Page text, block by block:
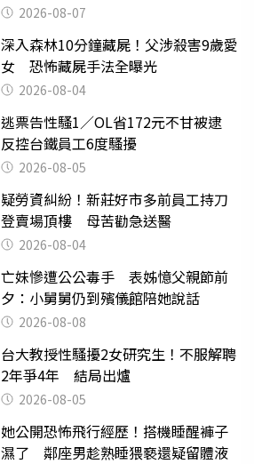
2026-08-07
深入森林10分鐘藏屍！父涉殺害9歲愛
女 恐怖藏屍手法全曝光
2026-08-04
逃票告性騷1／OL省172元不甘被逮
反控台鐵員工6度騷擾
2026-08-05
疑勞資糾紛！新莊好市多前員工持刀
登賣場頂樓 母苦勸急送醫
2026-08-04
亡妹慘遭公公毒手 表姊憶父親節前
夕：小舅舅仍到殯儀館陪她說話
2026-08-08
台大教授性騷擾2女研究生！不服解聘
2年爭4年 結局出爐
2026-08-05
她公開恐怖飛行經歷！搭機睡醒褲子
濕了 鄰座男趁熟睡猥褻還疑留體液